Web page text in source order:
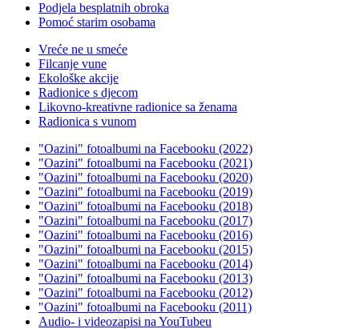
Podjela besplatnih obroka
Pomoć starim osobama
Vreće ne u smeće
Filcanje vune
Ekološke akcije
Radionice s djecom
Likovno-kreativne radionice sa ženama
Radionica s vunom
"Oazini" fotoalbumi na Facebooku (2022)
"Oazini" fotoalbumi na Facebooku (2021)
"Oazini" fotoalbumi na Facebooku (2020)
"Oazini" fotoalbumi na Facebooku (2019)
"Oazini" fotoalbumi na Facebooku (2018)
"Oazini" fotoalbumi na Facebooku (2017)
"Oazini" fotoalbumi na Facebooku (2016)
"Oazini" fotoalbumi na Facebooku (2015)
"Oazini" fotoalbumi na Facebooku (2014)
"Oazini" fotoalbumi na Facebooku (2013)
"Oazini" fotoalbumi na Facebooku (2012)
"Oazini" fotoalbumi na Facebooku (2011)
Audio- i videozapisi na YouTubeu